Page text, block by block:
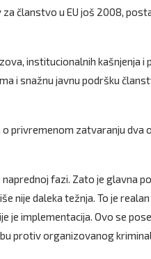
članstvo u EU još 2008,
institucionalnih kašnjenja i
snažnu javnu podršku
privremenom zatvaranju dva
fazi. Zato je glavna
nije daleka težnja. To je
je implementacija. Ovo se
protiv organizovanog